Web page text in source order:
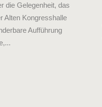
die Gelegenheit, das
Alten Kongresshalle
Aufführung